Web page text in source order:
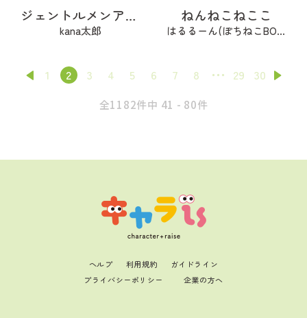
ジェントルメンアフロ🦱
kana太郎
ねんねこねここ
はるるーん(ぽちねこBOOKS)
1 2 3 4 5 6 7 8 29 30
全1182件中 41 - 80件
ヘルプ 利用規約
ガイドライン
プライバシーポリシー
企業の方へ